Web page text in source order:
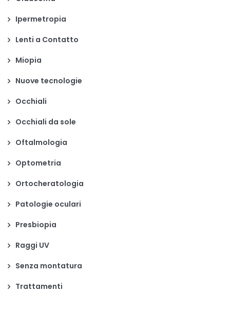
Ipermetropia
Lenti a Contatto
Miopia
Nuove tecnologie
Occhiali
Occhiali da sole
Oftalmologia
Optometria
Ortocheratologia
Patologie oculari
Presbiopia
Raggi UV
Senza montatura
Trattamenti